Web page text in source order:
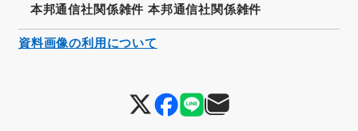
本邦通信社関係雑件 本邦通信社関係雑件
資料画像の利用について